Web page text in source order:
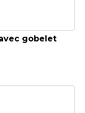
gobelet